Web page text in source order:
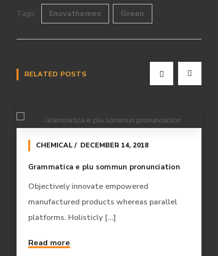
Tags: Enovathemes Green
RELATED POSTS
CHEMICAL DECEMBER 14, 2018
Grammatica e plu sommun pronunciation
Objectively innovate empowered
manufactured products whereas parallel
platforms. Holisticly [...]
Read more